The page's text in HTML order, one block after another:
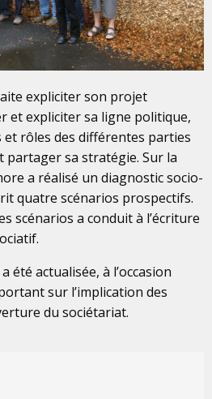
expliciter son projet
et expliciter sa ligne politique,
rôles des différentes parties
sa stratégie. Sur la
a réalisé un diagnostic socio-
quatre scénarios prospectifs.
scénarios a conduit à l’écriture
été actualisée, à l’occasion
sur l’implication des
du sociétariat.